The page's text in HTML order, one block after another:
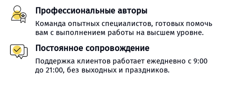
Профессиональные авторы
Команда опытных специалистов, готовых помочь
вам с выполнением работы на высшем уровне.
Постоянное сопровождение
Поддержка клиентов работает ежедневно с 9:00
до 21:00, без выходных и праздников.